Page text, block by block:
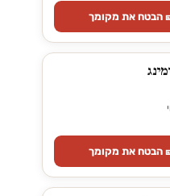
הבטח את מקומך
הבטח את מקומך